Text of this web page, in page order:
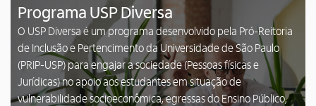
Programa USP Diversa
O USP Diversa é um programa desenvolvido pela Pró-Reitoria
de Inclusão e Pertencimento da Universidade de São Paulo
(PRIP-USP) para engajar a sociedade (Pessoas físicas e
Jurídicas) no apoio aos estudantes em situação de
vulnerabilidade socioeconômica, egressas do Ensino Público,